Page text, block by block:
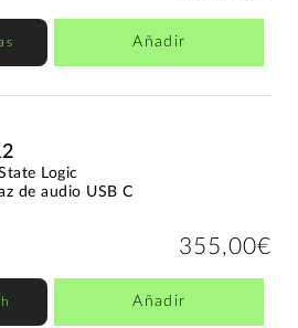
Añadir
Logic
de audio USB C
355,00€
Añadir